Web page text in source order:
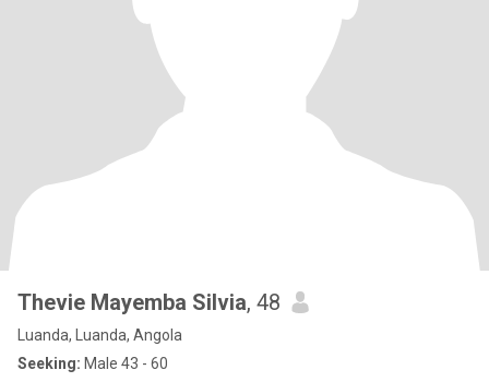
Thevie Mayemba Silvia, 48
Luanda, Luanda, Angola
Seeking: Male 43 - 60